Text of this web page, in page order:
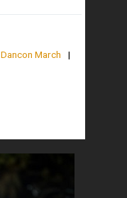
Dancon March